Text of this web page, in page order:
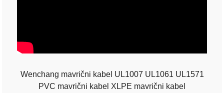
Wenchang mavrični kabel UL1007 UL1061 UL1571
PVC mavrični kabel XLPE mavrični kabel